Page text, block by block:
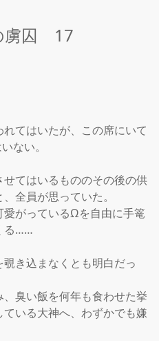
虜囚 17
てはいたが、この席にいて
ない。
てはいるもののその後の供
全員が思っていた。
がっているΩを自由に手篭
る……
き込まなくとも明白だっ
臭い飯を何年も食わせた挙
いる大神へ、わずかでも嫌